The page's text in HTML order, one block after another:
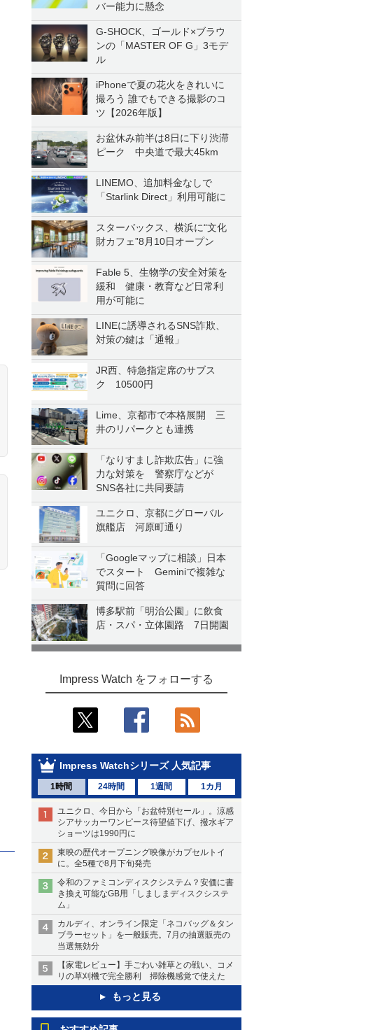
バー能力に懸念
G-SHOCK、ゴールド×ブラウ
ンの「MASTER OF G」3モデ
ル
iPhoneで夏の花火をきれいに
撮ろう 誰でもできる撮影のコ
ツ【2026年版】
お盆休み前半は8日に下り渋滞
ピーク 中央道で最大45km
LINEMO、追加料金なしで
「Starlink Direct」利用可能に
スターバックス、横浜に“文化
財カフェ”8月10日オープン
Fable 5、生物学の安全対策を
緩和 健康・教育など日常利
用が可能に
LINEに誘導されるSNS詐欺、
対策の鍵は「通報」
JR西、特急指定席のサブス
ク 10500円
Lime、京都市で本格展開 三
井のリパークとも連携
「なりすまし詐欺広告」に強
力な対策を 警察庁などが
SNS各社に共同要請
ユニクロ、京都にグローバル
旗艦店 河原町通り
「Googleマップに相談」日本
でスタート Geminiで複雑な
質問に回答
博多駅前「明治公園」に飲食
店・スパ・立体園路 7日開園
Impress Watch をフォローする
Impress Watchシリーズ 人気記事
1時間 24時間 1週間 1カ月
ユニクロ、今日から「お盆特別セール」。涼感
シアサッカーワンピース待望値下げ、撥水ギア
ショーツは1990円に
東映の歴代オープニング映像がカプセルトイ
に。全5種で8月下旬発売
令和のファミコンディスクシステム？安価に書
き換え可能なGB用「しましまディスクシステ
ム」
カルディ、オンライン限定「ネコバッグ＆タン
ブラーセット」を一般販売。7月の抽選販売の
当選無効分
【家電レビュー】手ごわい雑草との戦い、コメ
リの草刈機で完全勝利 掃除機感覚で使えた
もっと見る